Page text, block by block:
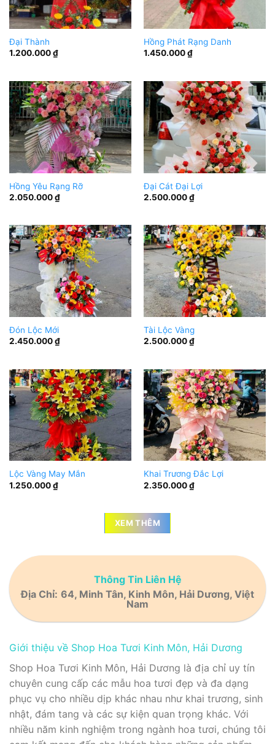
Đại Thành
1.200.000₫
Hồng Phát Rạng Danh
1.450.000₫
Hồng Yêu Rạng Rỡ
2.050.000₫
Đại Cát Đại Lợi
2.500.000₫
Đón Lộc Mới
2.450.000₫
Tài Lộc Vàng
2.500.000₫
Lộc Vàng May Mắn
1.250.000₫
Khai Trương Đắc Lợi
2.350.000₫
XEM THÊM
Thông Tin Liên Hệ
Địa Chỉ: 64, Minh Tân, Kinh Môn, Hải Dương, Việt
Nam
Giới thiệu về Shop Hoa Tươi Kinh Môn, Hải Dương
Shop Hoa Tươi Kinh Môn, Hải Dương là địa chỉ uy tín
chuyên cung cấp các mẫu hoa tươi đẹp và đa dạng
phục vụ cho nhiều dịp khác nhau như khai trương, sinh
nhật, đám tang và các sự kiện quan trọng khác. Với
nhiều năm kinh nghiệm trong ngành hoa tươi, chúng tôi